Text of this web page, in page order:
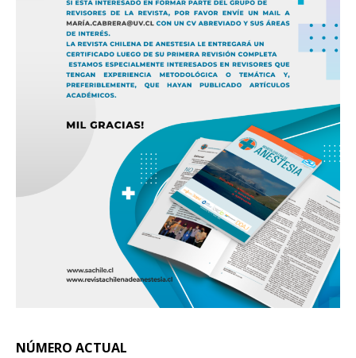
NÚMERO ACTUAL